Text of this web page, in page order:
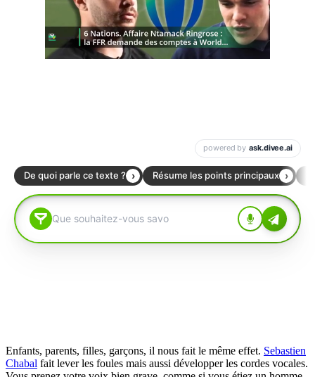
Enfants, parents, filles, garçons, il nous fait le même effet. Sebastien
Chabal fait lever les foules mais aussi développer les cordes vocales.